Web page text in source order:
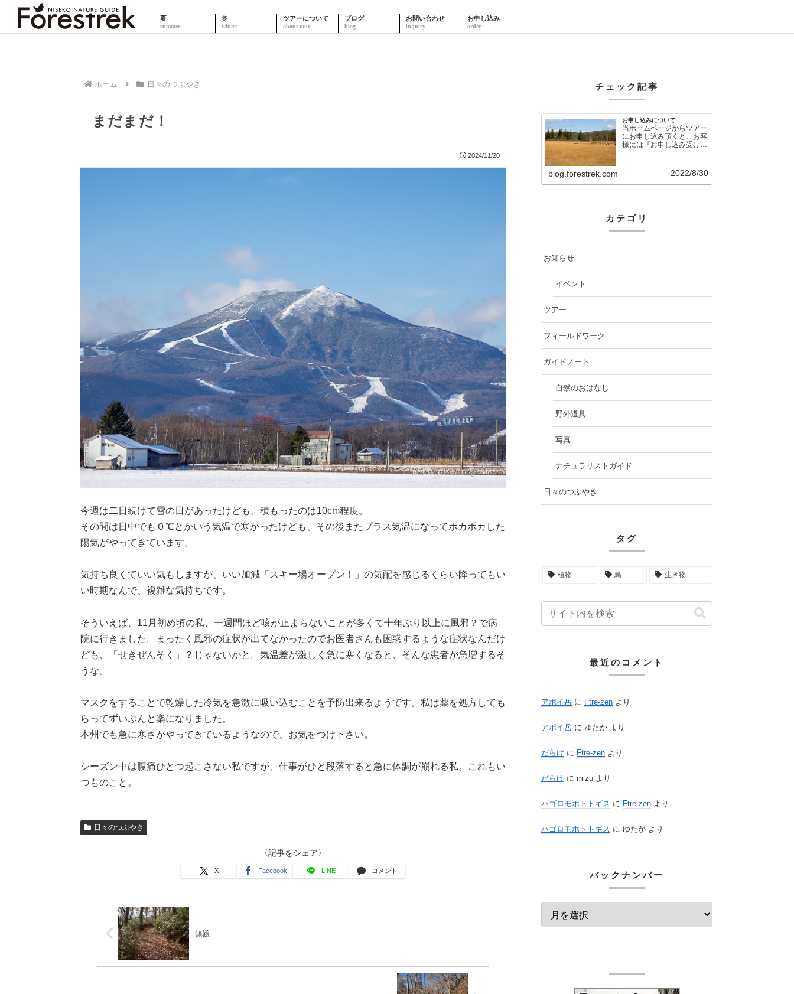
夏 冬 ツアーについて ブログ お問い合わせ お申し込み
ホーム 日々のつぶやき
まだまだ！
2024/11/20
今週は二日続けて雪の日があったけども、積もったのは10cm程度。
その間は日中でも０℃とかいう気温で寒かったけども、その後またプラス気温になってポカポカした
陽気がやってきています。
気持ち良くていい気もしますが、いい加減「スキー場オープン！」の気配を感じるくらい降ってもい
い時期なんで、複雑な気持ちです。
そういえば、11月初め頃の私、一週間ほど咳が止まらないことが多くて十年ぶり以上に風邪？で病
院に行きました。まったく風邪の症状が出てなかったのでお医者さんも困惑するような症状なんだけ
ども、「せきぜんそく」？じゃないかと。気温差が激しく急に寒くなると、そんな患者が急増するそ
うな。
マスクをすることで乾燥した冷気を急激に吸い込むことを予防出来るようです。私は薬を処方しても
らってずいぶんと楽になりました。
本州でも急に寒さがやってきているようなので、お気をつけ下さい。
シーズン中は腹痛ひとつ起こさない私ですが、仕事がひと段落すると急に体調が崩れる私。これもい
つものこと。
日々のつぶやき
〈記事をシェア〉
X Facebook LINE コメント
無題
チェック記事
お申し込みについて
当ホームページからツアー
にお申し込み頂くと、お客
様には『お申し込み受け付
blog.forestrek.com 2022/8/30
カテゴリ
お知らせ
イベント
ツアー
フィールドワーク
ガイドノート
自然のおはなし
野外道具
写真
ナチュラリストガイド
日々のつぶやき
タグ
植物 鳥 生き物
最近のコメント
アポイ岳 に Ftre-zen より
アポイ岳 に ゆたか より
だらけ に Ftre-zen より
だらけ に mizu より
ハゴロモホトトギス に Ftre-zen より
ハゴロモホトトギス に ゆたか より
バックナンバー